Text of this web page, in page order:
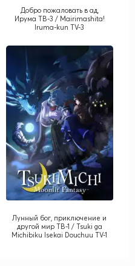
Добро пожаловать в ад,
Ирума ТВ-3 / Mairimashita!
Iruma-kun TV-3
Лунный бог, приключение и
другой мир ТВ-1 / Tsuki ga
Michibiku Isekai Douchuu TV-1